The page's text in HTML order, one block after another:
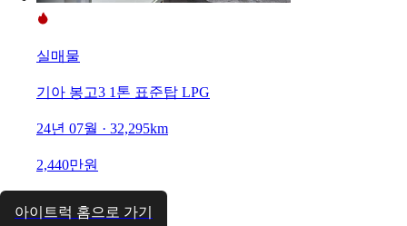
실매물
기아 봉고3 1톤 표준탑 LPG
24년 07월 · 32,295km
2,440만원
아이트럭 홈으로 가기